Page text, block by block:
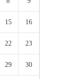
15 16
22 23
29 30